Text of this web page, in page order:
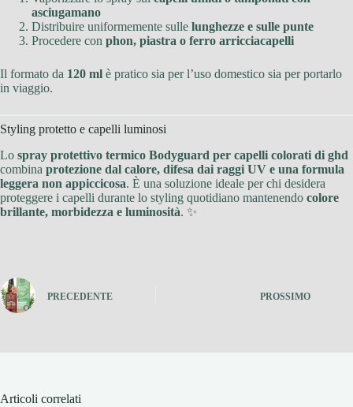
asciugamano
Distribuire uniformemente sulle lunghezze e sulle punte
Procedere con phon, piastra o ferro arricciacapelli
Il formato da 120 ml è pratico sia per l’uso domestico sia per portarlo
in viaggio.
Styling protetto e capelli luminosi
Lo spray protettivo termico Bodyguard per capelli colorati di ghd
combina protezione dal calore, difesa dai raggi UV e una formula
leggera non appiccicosa. È una soluzione ideale per chi desidera
proteggere i capelli durante lo styling quotidiano mantenendo colore
brillante, morbidezza e luminosità. ✨
PRECEDENTE PROSSIMO
Articoli correlati